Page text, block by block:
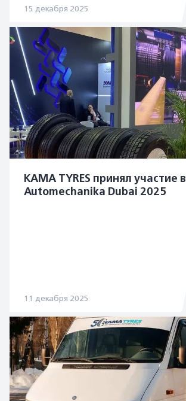
15 декабря 2025
KAMA TYRES принял участие в
Automechanika Dubai 2025
11 декабря 2025